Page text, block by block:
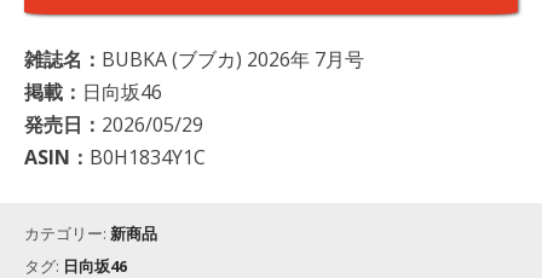
雑誌名： BUBKA (ブブカ) 2026年 7月号
掲載： 日向坂46
発売日： 2026/05/29
ASIN： B0H1834Y1C
カテゴリー: 新商品
タグ: 日向坂46